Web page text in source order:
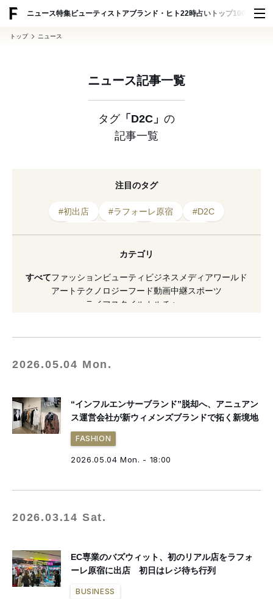
ニュース特集ビューティ ストアブランド・ヒト22時占い トップ100 スナッ
トップ ニュース
ニュース記事一覧
タグ「D2C」 の
記事一覧
注目のタグ
#初出店 #ラフォーレ原宿
#D2C
#ブランディング
#リカバリーウェア
#ウィメンズ
カテゴリ
すべてファッションビューティ ビジネス メディアワールド
アート テクノロジーフード動画中継スポーツ
ライフスタイル
カルチャー
2026.05.04 Mon.
“インフルエンサーブランド”脱却へ、アニュアン
ス運営会社が新ウィメンズブランドで拓く新境地
FASHION
2026.05.04 Mon. - 18:00
2026.03.14 Sat.
EC専業のバズウィット、初のリアル店をラフォ
ーレ原宿に出店 初日はレジ待ち行列
BUSINESS